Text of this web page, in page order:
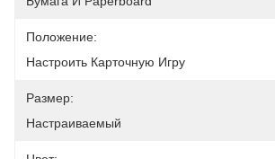
Положение:
Настроить Карточную Игру
Размер:
Настраиваемый